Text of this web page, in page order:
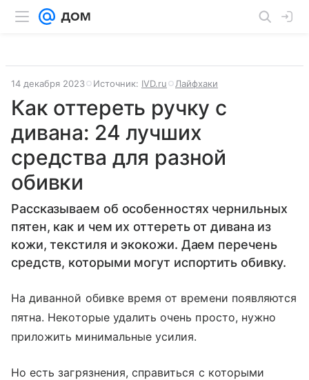
14 декабря 2023 Источник: IVD.ru Лайфхаки
Как оттереть ручку с
дивана: 24 лучших
средства для разной
обивки
Рассказываем об особенностях чернильных
пятен, как и чем их оттереть от дивана из
кожи, текстиля и экокожи. Даем перечень
средств, которыми могут испортить обивку.
На диванной обивке время от времени появляются
пятна. Некоторые удалить очень просто, нужно
приложить минимальные усилия.
Но есть загрязнения, справиться с которыми